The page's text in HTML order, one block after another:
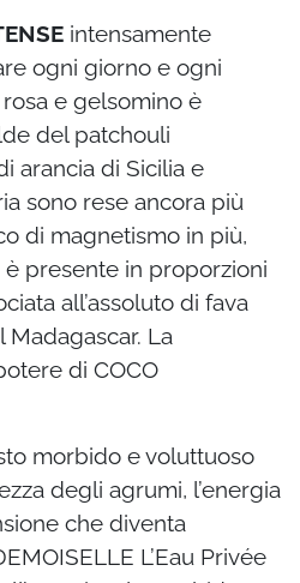
intensamente
ogni giorno e ogni
e gelsomino è
del patchouli
arancia di Sicilia e
sono rese ancora più
di magnetismo in più,
è presente in proporzioni
all’assoluto di fava
La
di COCO
morbido e voluttuoso
degli agrumi, l’energia
che diventa
L’Eau Privée